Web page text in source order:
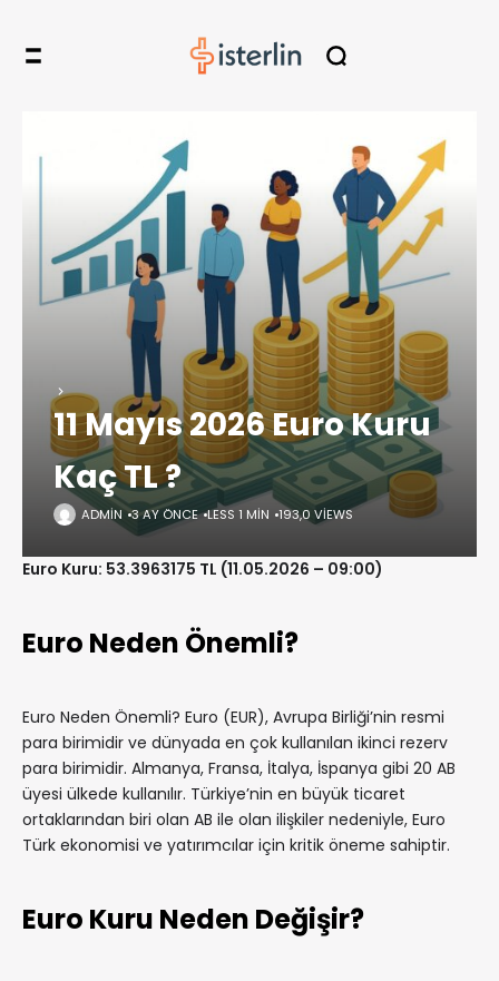
11 Mayıs 2026 Euro Kuru
Kaç TL ?
ADMIN 3 AY ÖNCE LESS 1 MIN 193,0 VIEWS
Euro Kuru: 53.3963175 TL (11.05.2026 – 09:00)
Euro Neden Önemli?
Euro Neden Önemli? Euro (EUR), Avrupa Birliği’nin resmi
para birimidir ve dünyada en çok kullanılan ikinci rezerv
para birimidir. Almanya, Fransa, İtalya, İspanya gibi 20 AB
üyesi ülkede kullanılır. Türkiye’nin en büyük ticaret
ortaklarından biri olan AB ile olan ilişkiler nedeniyle, Euro
Türk ekonomisi ve yatırımcılar için kritik öneme sahiptir.
Euro Kuru Neden Değişir?